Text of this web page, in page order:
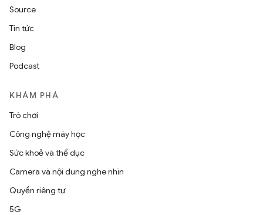
Source
Tin tức
Blog
Podcast
KHÁM PHÁ
Trò chơi
Công nghệ máy học
Sức khoẻ và thể dục
Camera và nội dung nghe nhìn
Quyền riêng tư
5G